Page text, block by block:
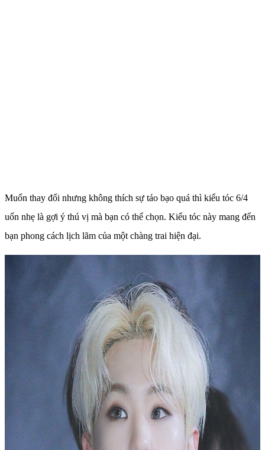
Muốn thay đổi nhưng không thích sự táo bạo quá thì kiểu tóc 6/4
uốn nhẹ là gợi ý thú vị mà bạn có thể chọn. Kiểu tóc này mang đến
bạn phong cách lịch lãm của một chàng trai hiện đại.